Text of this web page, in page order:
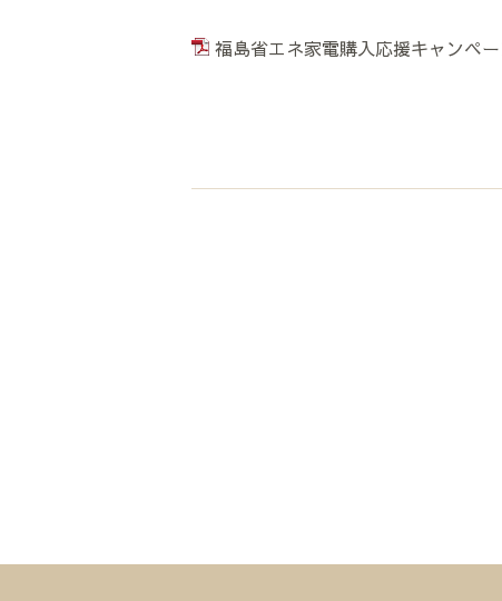
福島省エネ家電購入応援キャンペ